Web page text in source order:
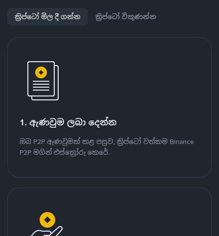
ක්‍රිප්ටෝ මිල දී ගන්න ක්‍රිප්ටෝ විකුණන්න
1. ඇණවුම ලබා දෙන්න
ඔබ P2P ඇණවුමක් කළ පසුව, ක්‍රිප්ටෝ වත්කම Binance
P2P මගින් එස්ක්‍රෝරු කෙරේ.